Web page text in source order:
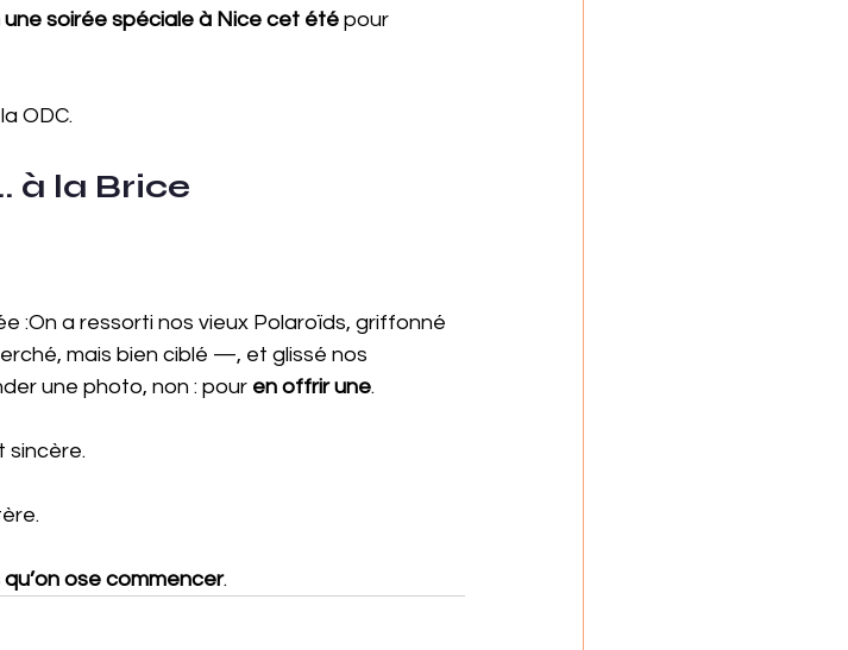
soirée spéciale à Nice cet été pour
ODC.
à la Brice
:On a ressorti nos vieux Polaroïds, griffonné
mais bien ciblé —, et glissé nos
une photo, non : pour en offrir une.
sincère.
ose commencer.